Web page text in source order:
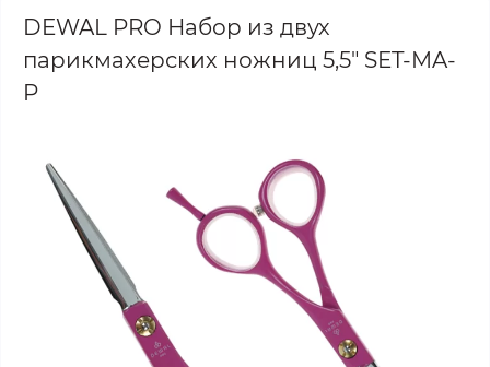
DEWAL PRO Набор из двух
парикмахерских ножниц 5,5" SET-MA-
P